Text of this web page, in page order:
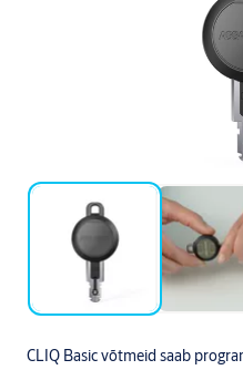
CLIQ Basic võtmeid saab